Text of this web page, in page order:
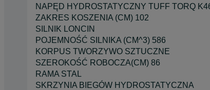
NAPĘD HYDROSTATYCZNY TUFF TORQ
ZAKRES KOSZENIA (CM) 102
SILNIK LONCIN
POJEMNOŚĆ SILNIKA (CM^3) 586
KORPUS TWORZYWO SZTUCZNE
SZEROKOŚĆ ROBOCZA(CM) 86
RAMA STAL
SKRZYNIA BIEGÓW HYDROSTATYCZNA